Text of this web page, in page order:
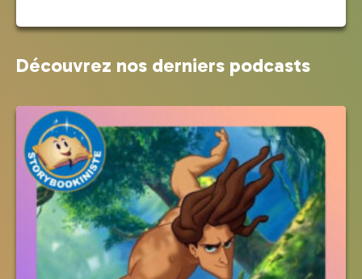
Découvrez nos derniers podcasts